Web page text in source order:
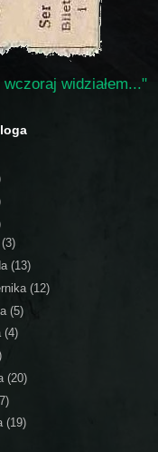
widziałem..."
(3)
(13)
(12)
(5)
(4)
(20)
(19)